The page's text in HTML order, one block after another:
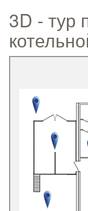
3D - тур